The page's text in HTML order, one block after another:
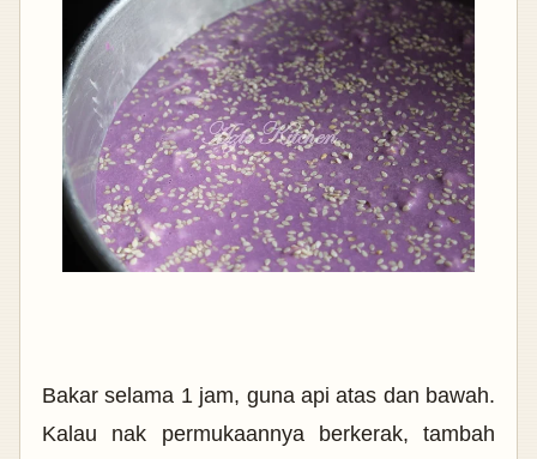
Bakar selama 1 jam, guna api atas dan bawah.
Kalau nak permukaannya berkerak, tambah